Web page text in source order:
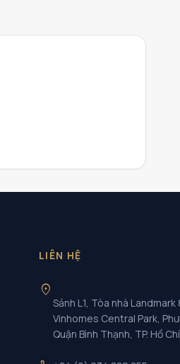
LIÊN HỆ
location_on
Sảnh L1, Tòa nhà Landmark
Vinhomes Central Park,
Quận Bình Thạnh, TP. Hồ